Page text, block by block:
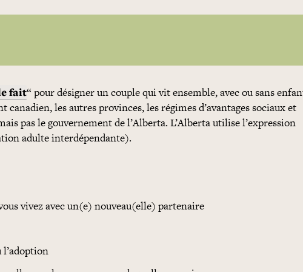
fait“ pour désigner un couple qui vit ensemble, avec ou sans
canadien, les autres provinces, les régimes d’avantages sociaux et
mais pas le gouvernement de l’Alberta. L’Alberta utilise l’expression
adulte interdépendante).
vivez avec un(e) nouveau(elle) partenaire
l’adoption